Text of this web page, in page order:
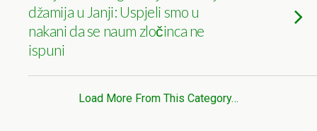
džamija u Janji: Uspjeli smo u
nakani da se naum zločinca ne
ispuni
Load More From This Category…